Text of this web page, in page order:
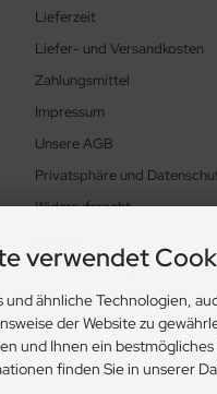
Lieferzeit
Liefer- und Versandkosten
Zahlungsmittel
Impressum
Unsere AGB
Privatsphäre und
Widerrufsrecht
Gewährleistung
Cookie Einstellungen
verwendet
und ähnliche Technologien,
der Website zu
und Ihnen ein
finden Sie in unserer